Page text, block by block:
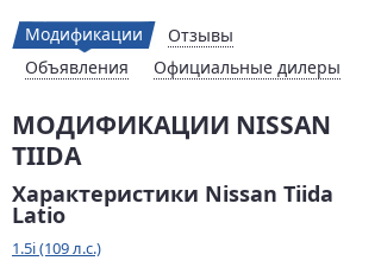
Модификации
Отзывы
Объявления
Официальные дилеры
МОДИФИКАЦИИ NISSAN
TIIDA
Характеристики Nissan Tiida
Latio
1.5i (109 л.с.)